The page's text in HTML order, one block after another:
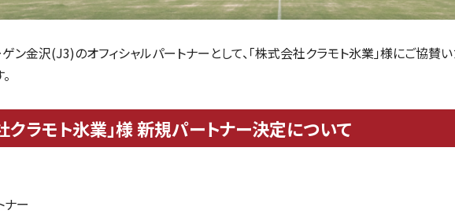
ン金沢(J3)のオフィシャルパートナーとして、「株式会社クラモト氷業」様にご協賛
クラモト氷業」様 新規パートナー決定について
ナー